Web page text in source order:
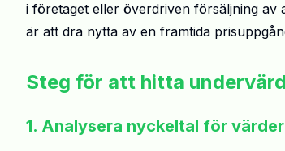
i företaget eller överdriven försäljning av
är att dra nytta av en framtida
Steg för att hitta
1. Analysera nyckeltal för